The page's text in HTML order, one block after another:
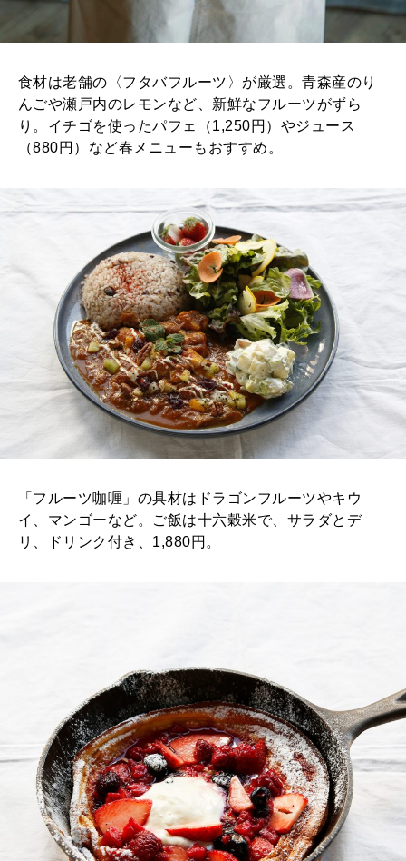
食材は老舗の〈フタバフルーツ〉が厳選。青森産のり
んごや瀬戸内のレモンなど、新鮮なフルーツがずら
り。イチゴを使ったパフェ（1,250円）やジュース
（880円）など春メニューもおすすめ。
「フルーツ咖喱」の具材はドラゴンフルーツやキウ
イ、マンゴーなど。ご飯は十六穀米で、サラダとデ
リ、ドリンク付き、1,880円。